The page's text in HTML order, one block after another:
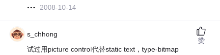
2008-10-14
s_chhong
试过用picture control代替static text，type-bitmap
赞